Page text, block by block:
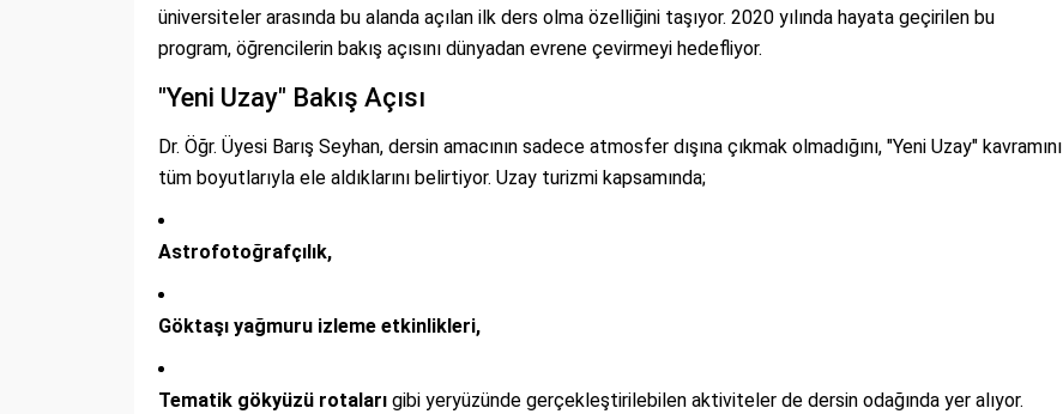
üniversiteler arasında bu alanda açılan ilk ders olma özelliğini taşıyor. 2020 yılında hayata geçirilen bu
program, öğrencilerin bakış açısını dünyadan evrene çevirmeyi hedefliyor.
"Yeni Uzay" Bakış Açısı
Dr. Öğr. Üyesi Barış Seyhan, dersin amacının sadece atmosfer dışına çıkmak olmadığını, "Yeni Uzay" kavramını
tüm boyutlarıyla ele aldıklarını belirtiyor. Uzay turizmi kapsamında;
Astrofotoğrafçılık,
Göktaşı yağmuru izleme etkinlikleri,
Tematik gökyüzü rotaları gibi yeryüzünde gerçekleştirilebilen aktiviteler de dersin odağında yer alıyor.